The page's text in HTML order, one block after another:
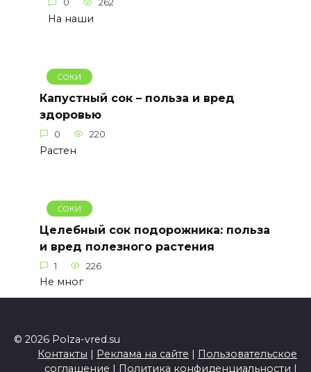
0 262
На наши
СОКИ
Капустный сок – польза и вред
здоровью
0 220
Растен
СОКИ
Целебный сок подорожника: польза
и вред полезного растения
1 226
Не мног
© 2026 Polza-vred.su
Контакты | Реклама на сайте | Пользовательское
соглашение | Политика конфиденциальности |